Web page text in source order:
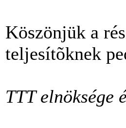
Köszönjük a
teljesítõknek
TTT elnöksége